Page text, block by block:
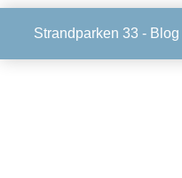
Strandparken 33 - Blog